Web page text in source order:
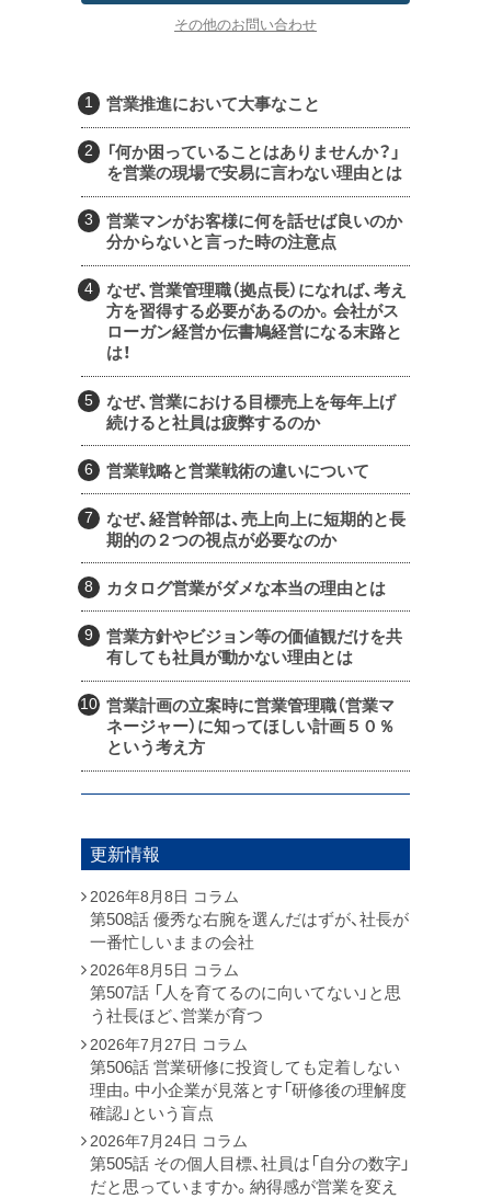
その他のお問い合わせ
営業推進において大事なこと
「何か困っていることはありませんか？」
を営業の現場で安易に言わない理由とは
営業マンがお客様に何を話せば良いのか
分からないと言った時の注意点
なぜ、営業管理職（拠点長）になれば、考え
方を習得する必要があるのか。会社がス
ローガン経営か伝書鳩経営になる末路と
は！
なぜ、営業における目標売上を毎年上げ
続けると社員は疲弊するのか
営業戦略と営業戦術の違いについて
なぜ、経営幹部は、売上向上に短期的と長
期的の２つの視点が必要なのか
カタログ営業がダメな本当の理由とは
営業方針やビジョン等の価値観だけを共
有しても社員が動かない理由とは
営業計画の立案時に営業管理職（営業マ
ネージャー）に知ってほしい計画５０％
という考え方
更新情報
2026年8月8日 コラム
第508話 優秀な右腕を選んだはずが、社長が
一番忙しいままの会社
2026年8月5日 コラム
第507話 「人を育てるのに向いてない」と思
う社長ほど、営業が育つ
2026年7月27日 コラム
第506話 営業研修に投資しても定着しない
理由。中小企業が見落とす「研修後の理解度
確認」という盲点
2026年7月24日 コラム
第505話 その個人目標、社員は「自分の数字」
だと思っていますか。納得感が営業を変え